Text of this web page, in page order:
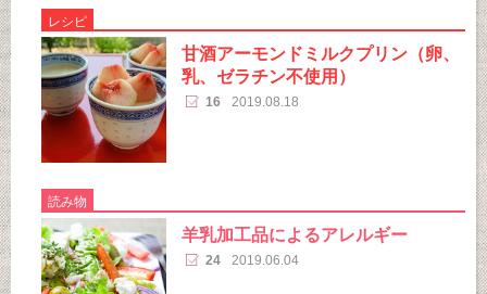
レシピ
甘酒アーモンドミルクプリン（卵、
乳、ゼラチン不使用）
16 2019.08.18
読み物
羊乳加工品によるアレルギー
24 2019.06.04